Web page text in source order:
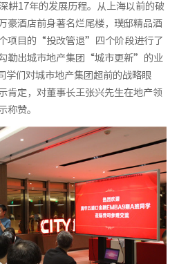
耕17年的发展历程。从上海以前的破
豪酒店前身著名烂尾楼，璞邸精品酒
项目的“投改管退”四个阶段进行了
勒出城市地产集团“城市更新”的业
学们对城市地产集团超前的战略眼
肯定，对董事长王张兴先生在地产领
称赞。